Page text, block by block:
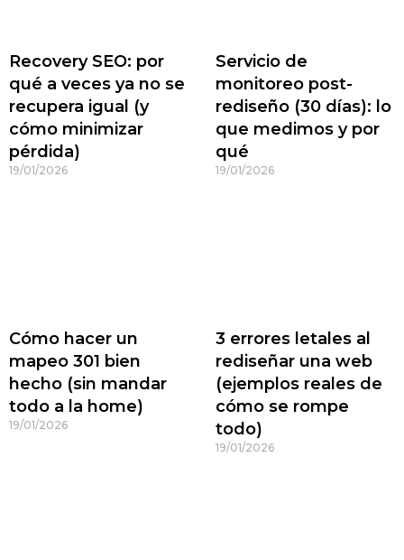
Recovery SEO: por
qué a veces ya no se
recupera igual (y
cómo minimizar
pérdida)
19/01/2026
Servicio de
monitoreo post-
rediseño (30 días): lo
que medimos y por
qué
19/01/2026
Cómo hacer un
mapeo 301 bien
hecho (sin mandar
todo a la home)
19/01/2026
3 errores letales al
rediseñar una web
(ejemplos reales de
cómo se rompe
todo)
19/01/2026